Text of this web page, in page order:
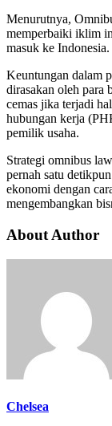
Menurutnya,
memperbaiki iklim
masuk ke Indonesia.
Keuntungan dalam
dirasakan oleh para
cemas jika terjadi
hubungan kerja
pemilik usaha.
Strategi omnibus
pernah satu
ekonomi dengan
mengembangkan
About Author
Chelsea